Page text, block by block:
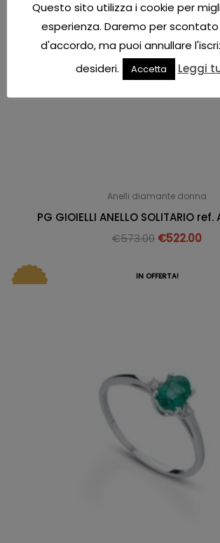
Anelli diamante donna
PG GIOIELLI ANELLO SOLITARIO ref.
€573.00 €522.00
IN OFFERTA!
Questo sito utilizza i cookie per
esperienza. Daremo per
d'accordo, ma puoi annullare
desideri.
Accetta Leggi